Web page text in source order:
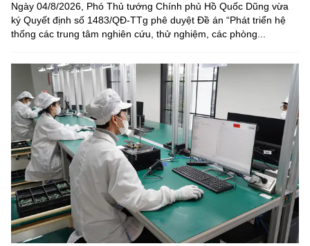
Ngày 04/8/2026, Phó Thủ tướng Chính phủ Hồ Quốc Dũng vừa
ký Quyết định số 1483/QĐ-TTg phê duyệt Đề án “Phát triển hệ
thống các trung tâm nghiên cứu, thử nghiệm, các phòng...